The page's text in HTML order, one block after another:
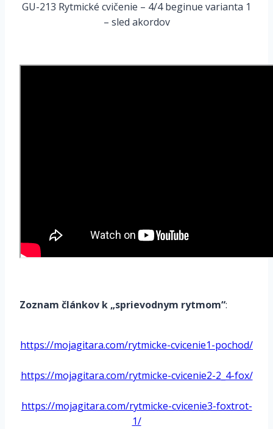
GU-213 Rytmické cvičenie – 4/4 beginue varianta 1
– sled akordov
Zoznam článkov k „sprievodnym rytmom“:
https://mojagitara.com/rytmicke-cvicenie1-pochod/
https://mojagitara.com/rytmicke-cvicenie2-2_4-fox/
https://mojagitara.com/rytmicke-cvicenie3-foxtrot-
1/